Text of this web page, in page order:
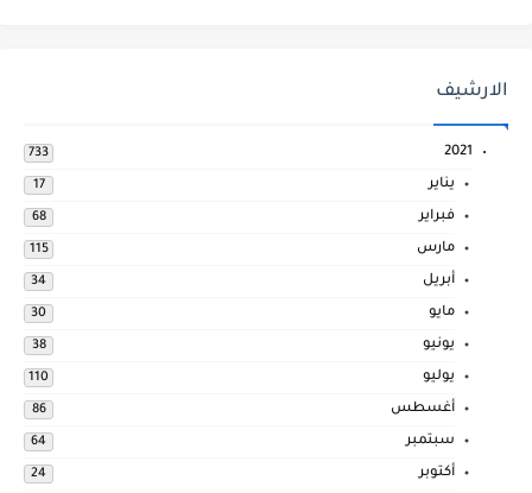
الارشيف
2021
733
يناير 17
فبراير 68
مارس 115
أبريل 34
مايو 30
يونيو 38
يوليو 110
أغسطس 86
سبتمبر 64
أكتوبر 24